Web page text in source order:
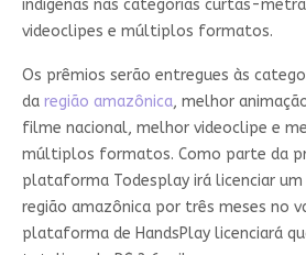
indígenas nas categorias curtas-
videoclipes e múltiplos formatos.
Os prêmios serão entregues às
da região amazônica, melhor
filme nacional, melhor videoclipe e
múltiplos formatos. Como parte da
plataforma Todesplay irá licenciar
região amazônica por três meses no
plataforma de HandsPlay licenciará